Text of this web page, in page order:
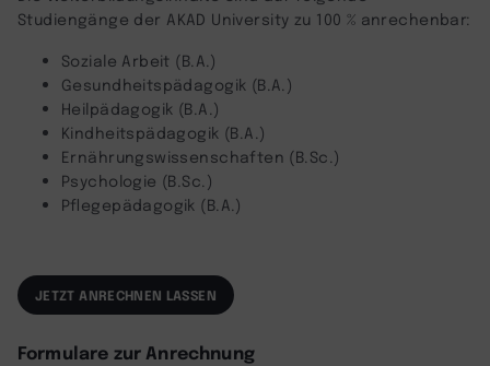
Studiengänge der AKAD University zu 100 % anrechenbar:
Soziale Arbeit (B.A.)
Gesundheitspädagogik (B.A.)
Heilpädagogik (B.A.)
Kindheitspädagogik (B.A.)
Ernährungswissenschaften (B.Sc.)
Psychologie (B.Sc.)
Pflegepädagogik (B.A.)
JETZT ANRECHNEN LASSEN
Formulare zur Anrechnung